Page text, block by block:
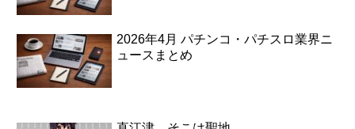
2026年4月 パチンコ・パチスロ業界ニ
ュースまとめ